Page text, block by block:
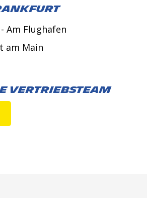
Am Flughafen
am Main
Vertriebsteam